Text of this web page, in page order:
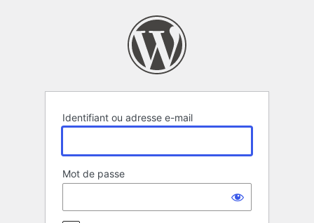
Identifiant ou adresse e-mail
Mot de passe